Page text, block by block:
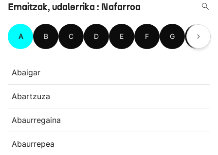
Emaitzak, udalerrika : Nafarroa
A B C D E F G H
Abaigar
Abartzuza
Abaurregaina
Abaurrepea